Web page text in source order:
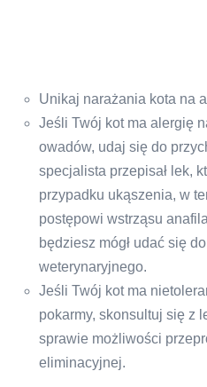
Unikaj narażania kota na
Jeśli Twój kot ma alergię
owadów, udaj się do
specjalista przepisał lek,
przypadku ukąszenia, w
postępowi wstrząsu
będziesz mógł udać się
weterynaryjnego.
Jeśli Twój kot ma
pokarmy, skonsultuj się z
sprawie możliwości
eliminacyjnej.